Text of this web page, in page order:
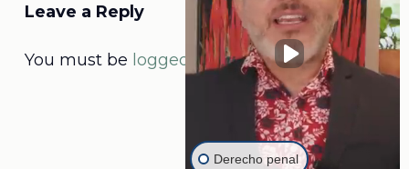
Leave a Reply
You must be logged into post a comment.
Derecho penal